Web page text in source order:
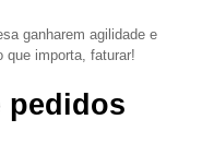
ganharem agilidade e
que importa, faturar!
pedidos